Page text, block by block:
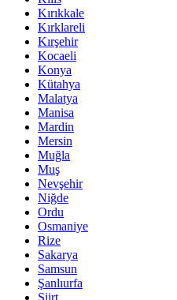
Kırıkkale
Kırklareli
Kırşehir
Kocaeli
Konya
Kütahya
Malatya
Manisa
Mardin
Mersin
Muğla
Muş
Nevşehir
Niğde
Ordu
Osmaniye
Rize
Sakarya
Samsun
Şanlıurfa
Siirt